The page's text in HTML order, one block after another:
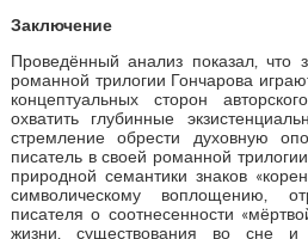
Заключение
Проведённый анализ показал, что
романной трилогии Гончарова
концептуальных сторон
охватить глубинные
стремление обрести духовную
писатель в своей романной
природной семантики знаков
символическому воплощению,
писателя о соотнесенности
жизни, существования во сне